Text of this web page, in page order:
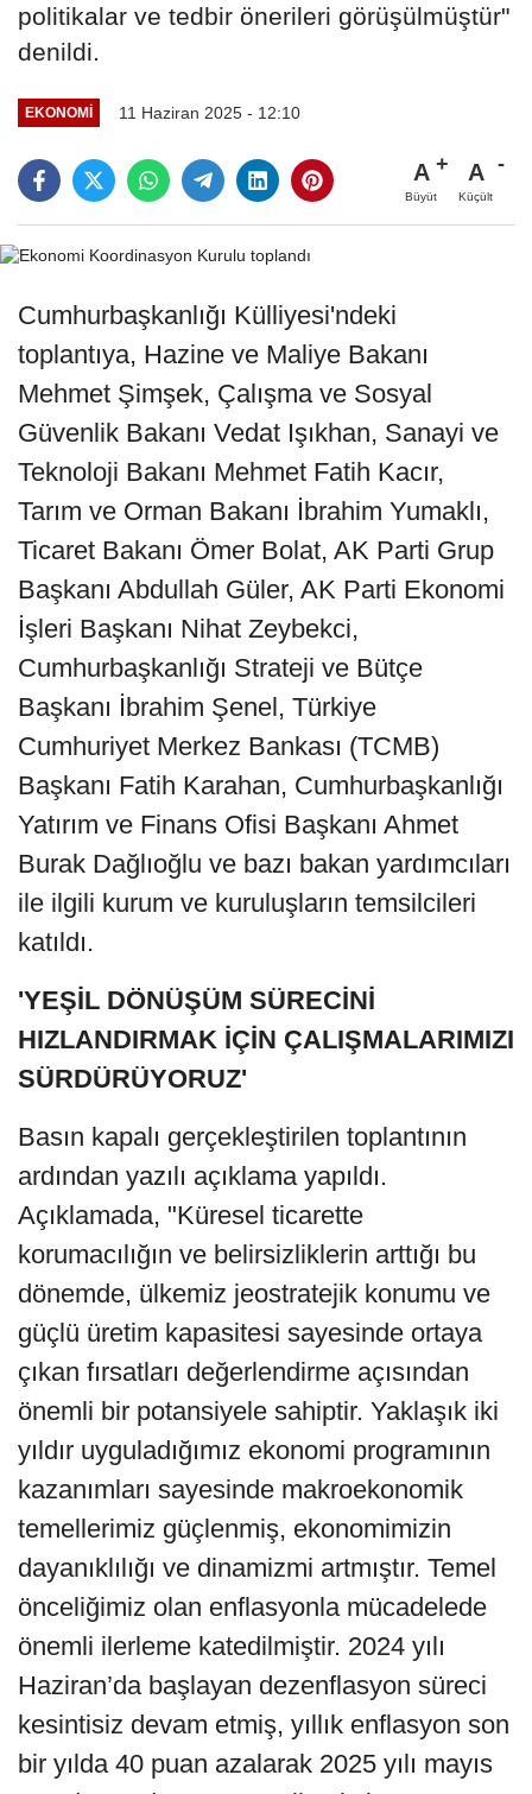
politikalar ve tedbir önerileri görüşülmüştür"
denildi.
EKONOMİ 11 Haziran 2025 - 12:10
A
Büyüt
A
Küçült
Cumhurbaşkanlığı Külliyesi'ndeki
toplantıya, Hazine ve Maliye Bakanı
Mehmet Şimşek, Çalışma ve Sosyal
Güvenlik Bakanı Vedat Işıkhan, Sanayi ve
Teknoloji Bakanı Mehmet Fatih Kacır,
Tarım ve Orman Bakanı İbrahim Yumaklı,
Ticaret Bakanı Ömer Bolat, AK Parti Grup
Başkanı Abdullah Güler, AK Parti Ekonomi
İşleri Başkanı Nihat Zeybekci,
Cumhurbaşkanlığı Strateji ve Bütçe
Başkanı İbrahim Şenel, Türkiye
Cumhuriyet Merkez Bankası (TCMB)
Başkanı Fatih Karahan, Cumhurbaşkanlığı
Yatırım ve Finans Ofisi Başkanı Ahmet
Burak Dağlıoğlu ve bazı bakan yardımcıları
ile ilgili kurum ve kuruluşların temsilcileri
katıldı.
'YEŞİL DÖNÜŞÜM SÜRECİNİ
HIZLANDIRMAK İÇİN ÇALIŞMALARIMIZI
SÜRDÜRÜYORUZ'
Basın kapalı gerçekleştirilen toplantının
ardından yazılı açıklama yapıldı.
Açıklamada, "Küresel ticarette
korumacılığın ve belirsizliklerin arttığı bu
dönemde, ülkemiz jeostratejik konumu ve
güçlü üretim kapasitesi sayesinde ortaya
çıkan fırsatları değerlendirme açısından
önemli bir potansiyele sahiptir. Yaklaşık iki
yıldır uyguladığımız ekonomi programının
kazanımları sayesinde makroekonomik
temellerimiz güçlenmiş, ekonomimizin
dayanıklılığı ve dinamizmi artmıştır. Temel
önceliğimiz olan enflasyonla mücadelede
önemli ilerleme katedilmiştir. 2024 yılı
Haziran’da başlayan dezenflasyon süreci
kesintisiz devam etmiş, yıllık enflasyon son
bir yılda 40 puan azalarak 2025 yılı mayıs